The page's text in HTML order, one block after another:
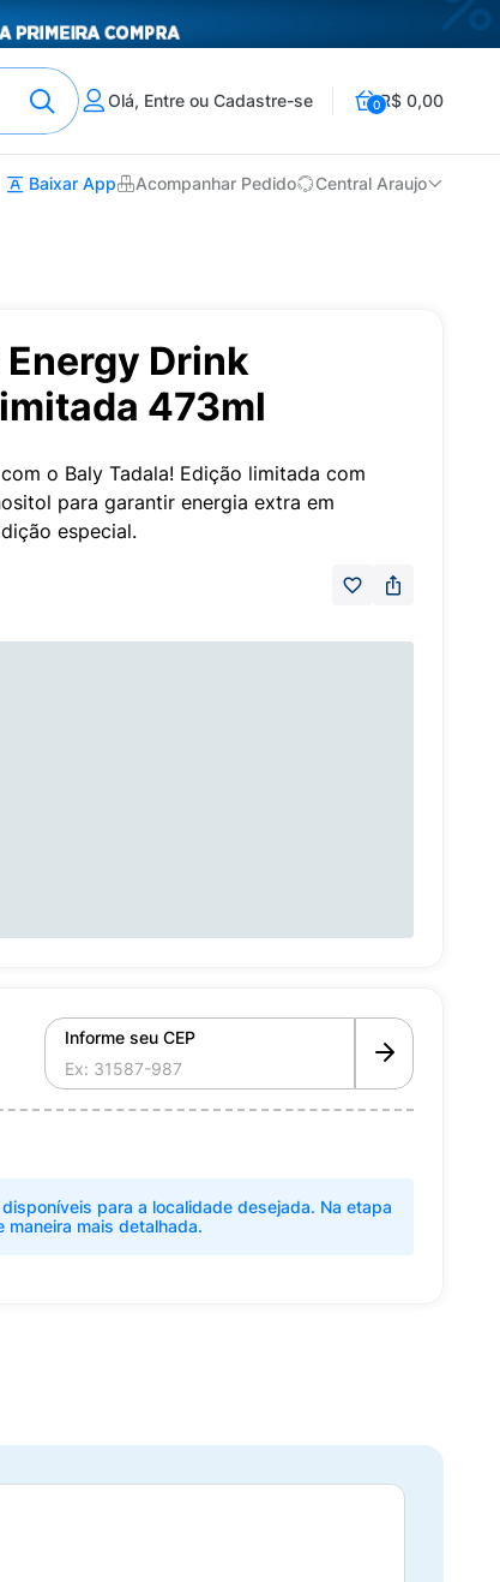
Olá, Entre ou Cadastre-se 0R$ 0,00
Baixar App Acompanhar Pedido Central Araujo
Drink
473ml
o Baly Tadala! Edição limitada com
para garantir energia extra em
especial.
Informe seu CEP
para a localidade desejada. Na etapa
mais detalhada.